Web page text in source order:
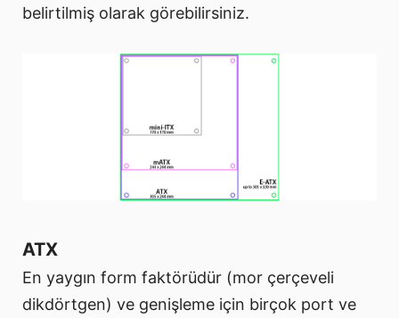
belirtilmiş olarak görebilirsiniz.
ATX
En yaygın form faktörüdür (mor çerçeveli
dikdörtgen) ve genişleme için birçok port ve